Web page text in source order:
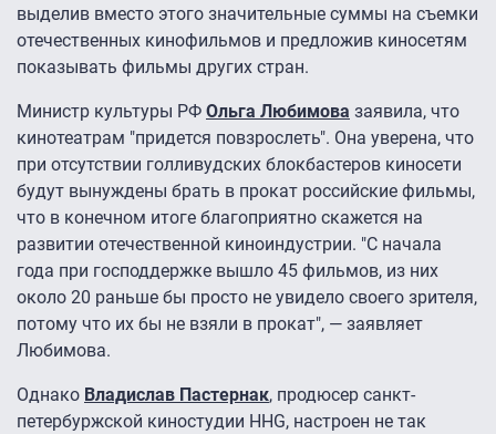
выделив вместо этого значительные суммы на съемки
отечественных кинофильмов и предложив киносетям
показывать фильмы других стран.
Министр культуры РФ Ольга Любимова заявила, что
кинотеатрам "придется повзрослеть". Она уверена, что
при отсутствии голливудских блокбастеров киносети
будут вынуждены брать в прокат российские фильмы,
что в конечном итоге благоприятно скажется на
развитии отечественной киноиндустрии. "С начала
года при господдержке вышло 45 фильмов, из них
около 20 раньше бы просто не увидело своего зрителя,
потому что их бы не взяли в прокат", — заявляет
Любимова.
Однако Владислав Пастернак, продюсер санкт-
петербуржской киностудии HHG, настроен не так